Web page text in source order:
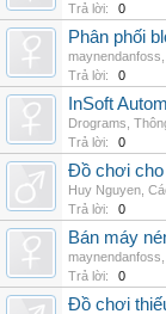
Trả lời:
0
Phân phối
maynendanfoss
Trả lời:
0
InSoft
Drograms
Trả lời:
0
Đồ chơi cho
Huy Nguyen
Trả lời:
0
Bán máy
maynendanfoss
Trả lời:
0
Đồ chơi